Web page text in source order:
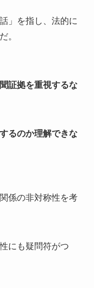
」を指し、法的に
。
証拠を重視するな
るのか理解できな
係の非対称性を考
にも疑問符がつ